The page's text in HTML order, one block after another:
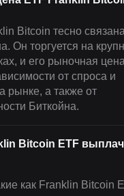
Bitcoin тесно
Он торгуется на
и его рыночная
от спроса и
рынке, а также от
Биткойна.
Bitcoin ETF
как Franklin Bitcoin